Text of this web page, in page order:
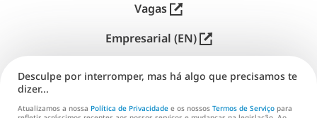
Vagas
Empresarial (EN)
Distribuição (EN)
Desculpe por interromper, mas há algo que precisamos te
dizer...
Atualizamos a nossa Política de Privacidade e os nossos Termos de Serviço para